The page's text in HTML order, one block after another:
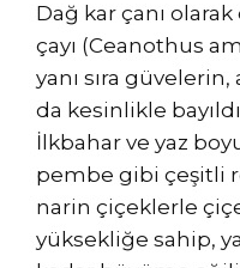
Dağ kar çanı
çayı (Ceanothus
yanı sıra güvelerin,
da kesinlikle
İlkbahar ve yaz
pembe gibi çeşitli
narin çiçeklerle
yüksekliğe sahip,